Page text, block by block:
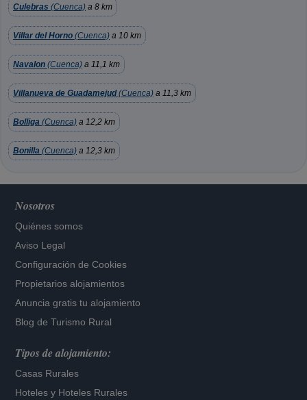
Culebras (Cuenca) a 8 km
Villar del Horno (Cuenca) a 10 km
Navalon (Cuenca) a 11,1 km
Villanueva de Guadamejud(Cuenca) a 11,3 km
Bolliga (Cuenca) a 12,2 km
Bonilla (Cuenca) a 12,3 km
Nosotros
Quiénes somos
Aviso Legal
Configuración de Cookies
Propietarios alojamientos
Anuncia gratis tu alojamiento
Blog de Turismo Rural
Tipos de alojamiento:
Casas Rurales
Hoteles y Hoteles Rurales